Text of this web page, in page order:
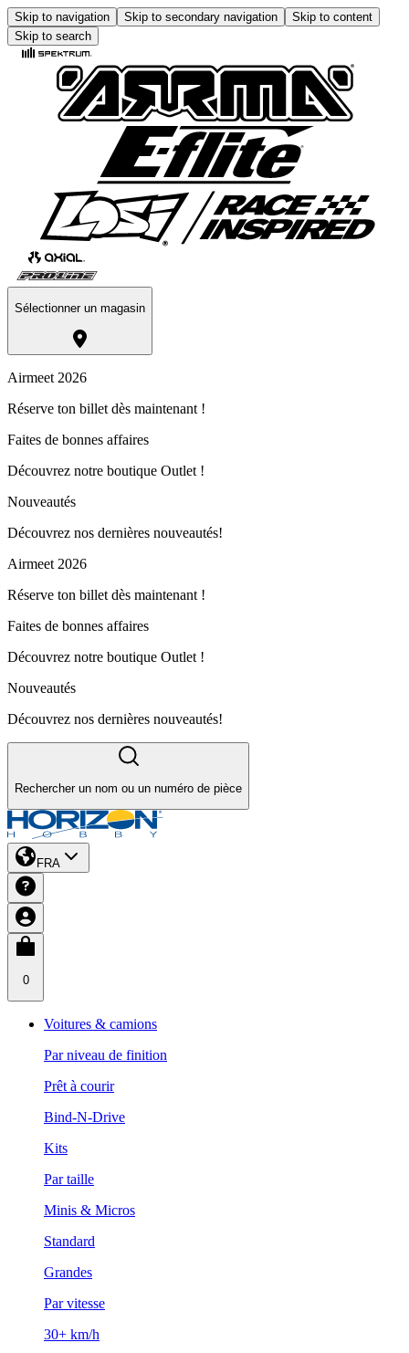
Skip to navigation Skip to secondary navigation
Skip to content
Skip to search
Sélectionner un magasin
Airmeet 2026
Réserve ton billet dès maintenant !
Faites de bonnes affaires
Découvrez notre boutique Outlet !
Nouveautés
Découvrez nos dernières nouveautés!
Airmeet 2026
Réserve ton billet dès maintenant !
Faites de bonnes affaires
Découvrez notre boutique Outlet !
Nouveautés
Découvrez nos dernières nouveautés!
Rechercher un nom ou un numéro de pièce
FRA
0
Voitures & camions
Par niveau de finition
Prêt à courir
Bind-N-Drive
Kits
Par taille
Minis & Micros
Standard
Grandes
Par vitesse
30+ km/h